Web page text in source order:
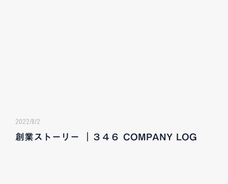
2022/8/2
創業ストーリー ｜３４６ COMPANY LOG